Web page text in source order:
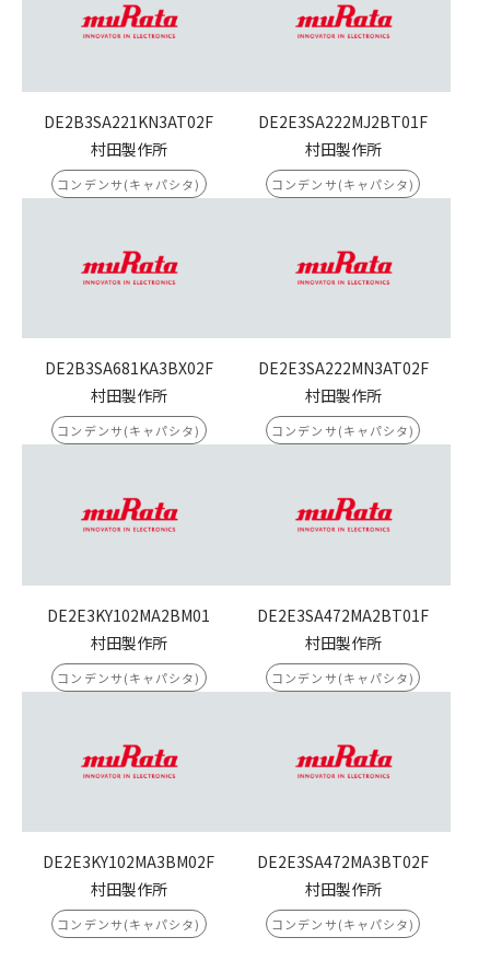
DE2B3SA221KN3AT02F
村田製作所
コンデンサ(キャパシタ)
DE2E3SA222MJ2BT01F
村田製作所
コンデンサ(キャパシタ)
DE2B3SA681KA3BX02F
村田製作所
コンデンサ(キャパシタ)
DE2E3SA222MN3AT02F
村田製作所
コンデンサ(キャパシタ)
DE2E3KY102MA2BM01
村田製作所
コンデンサ(キャパシタ)
DE2E3SA472MA2BT01F
村田製作所
コンデンサ(キャパシタ)
DE2E3KY102MA3BM02F
村田製作所
コンデンサ(キャパシタ)
DE2E3SA472MA3BT02F
村田製作所
コンデンサ(キャパシタ)